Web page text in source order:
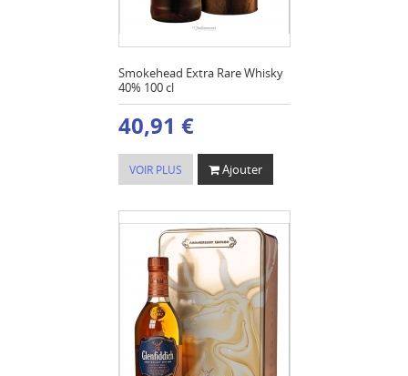
Smokehead Extra Rare Whisky
40% 100 cl
40,91 €
VOIR PLUS Ajouter